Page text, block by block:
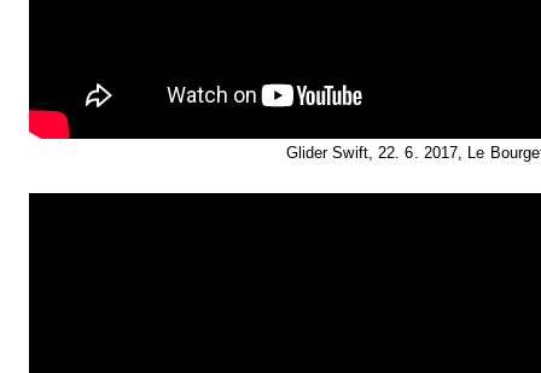
Glider Swift, 22. 6. 2017, Le